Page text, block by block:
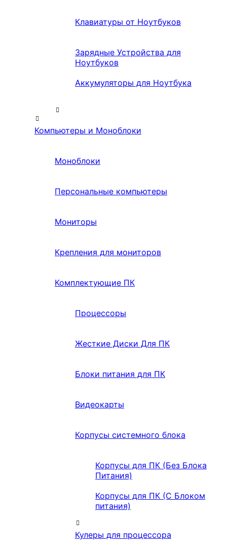
Клавиатуры от Ноутбуков
Зарядные Устройства для
Ноутбуков
Аккумуляторы для Ноутбука
Компьютеры и Моноблоки
Моноблоки
Персональные компьютеры
Мониторы
Крепления для мониторов
Комплектующие ПК
Процессоры
Жесткие Диски Для ПК
Блоки питания для ПК
Видеокарты
Корпусы системного блока
Корпусы для ПК (Без Блока
Питания)
Корпусы для ПК (С Блоком
питания)
Кулеры для процессора